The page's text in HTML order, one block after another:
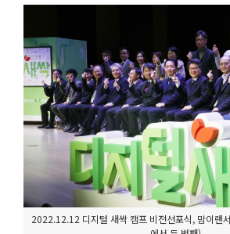
2022.12.12 디지털 새싹 캠프 비전선포식, 맘이랜